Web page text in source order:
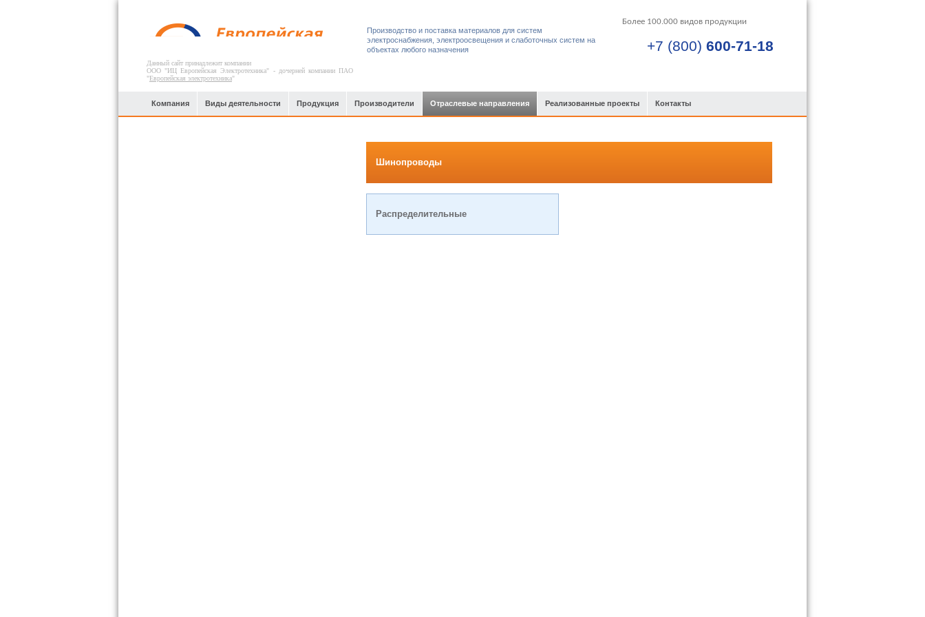
Данный сайт принадлежит компании
ООО "ИЦ Европейская Электротехника" - дочерней компании ПАО
"Европейская электротехника"
+7 (800) 600-71-18
Производство и поставка материалов для систем
электроснабжения, электроосвещения и слаботочных систем на
объектах любого назначения
Компания Виды деятельности Продукция Производители Отраслевые направления Реализованные проекты Контакты
Шинопроводы
Распределительные